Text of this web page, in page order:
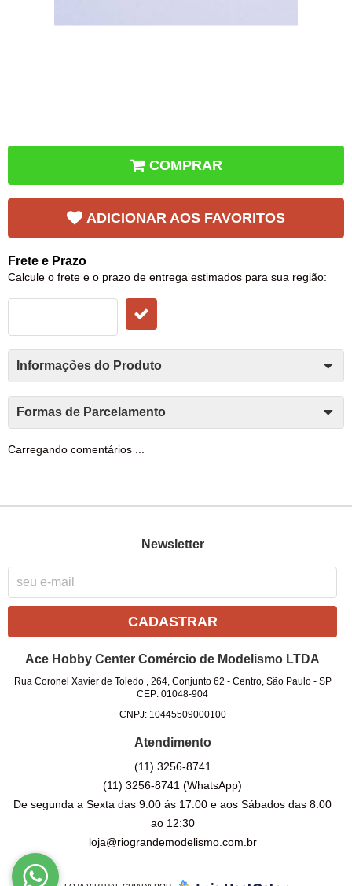
COMPRAR
ADICIONAR AOS FAVORITOS
Frete e Prazo
Calcule o frete e o prazo de entrega estimados para sua região:
Informações do Produto
Formas de Parcelamento
Carregando comentários ...
Newsletter
CADASTRAR
Ace Hobby Center Comércio de Modelismo LTDA
Rua Coronel Xavier de Toledo , 264, Conjunto 62 - Centro, São Paulo- SP
CEP: 01048-904
CNPJ: 10445509000100
Atendimento
(11) 3256-8741
(11) 3256-8741(WhatsApp)
De segunda a Sexta das 9:00 ás 17:00 e aos Sábados das 8:00
ao 12:30
loja@riograndemodelismo.com.br